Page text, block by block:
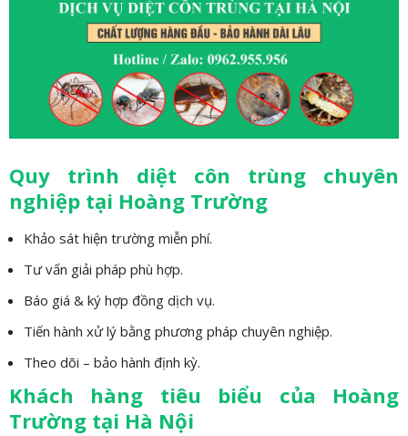
Quy trình diệt côn trùng chuyên
nghiệp tại Hoàng Trường
Khảo sát hiện trường miễn phí.
Tư vấn giải pháp phù hợp.
Báo giá & ký hợp đồng dịch vụ.
Tiến hành xử lý bằng phương pháp chuyên nghiệp.
Theo dõi – bảo hành định kỳ.
Khách hàng tiêu biểu của Hoàng
Trường tại Hà Nội